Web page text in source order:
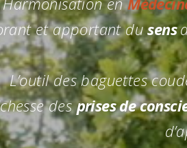
et apportant dusens
L’outil des baguettes
desprises de